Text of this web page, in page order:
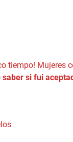
tiempo! Mujeres
saber si fui